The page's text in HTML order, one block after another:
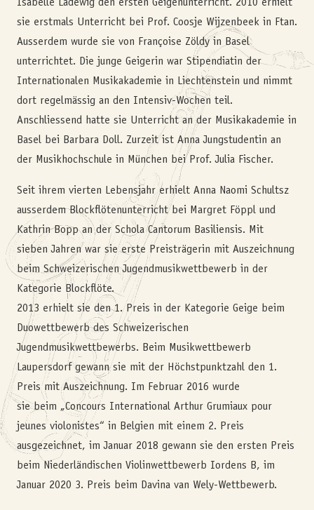
Isabelle Ladewig den ersten Geigenunterricht. 2010 erhielt
sie erstmals Unterricht bei Prof. Coosje Wijzenbeek in Ftan.
Ausserdem wurde sie von Françoise Zöldy in Basel
unterrichtet. Die junge Geigerin war Stipendiatin der
Internationalen Musikakademie in Liechtenstein und nimmt
dort regelmässig an den Intensiv-Wochen teil.
Anschliessend hatte sie Unterricht an der Musikakademie in
Basel bei Barbara Doll. Zurzeit ist Anna Jungstudentin an
der Musikhochschule in München bei Prof. Julia Fischer.
Seit ihrem vierten Lebensjahr erhielt Anna Naomi Schultsz
ausserdem Blockflötenunterricht bei Margret Föppl und
Kathrin Bopp an der Schola Cantorum Basiliensis. Mit
sieben Jahren war sie erste Preisträgerin mit Auszeichnung
beim Schweizerischen Jugendmusikwettbewerb in der
Kategorie Blockflöte.
2013 erhielt sie den 1. Preis in der Kategorie Geige beim
Duowettbewerb des Schweizerischen
Jugendmusikwettbewerbs. Beim Musikwettbewerb
Laupersdorf gewann sie mit der Höchstpunktzahl den 1.
Preis mit Auszeichnung. Im Februar 2016 wurde
sie beim „Concours International Arthur Grumiaux pour
jeunes violonistes“ in Belgien mit einem 2. Preis
ausgezeichnet, im Januar 2018 gewann sie den ersten Preis
beim Niederländischen Violinwettbewerb Iordens B, im
Januar 2020 3. Preis beim Davina van Wely-Wettbewerb.